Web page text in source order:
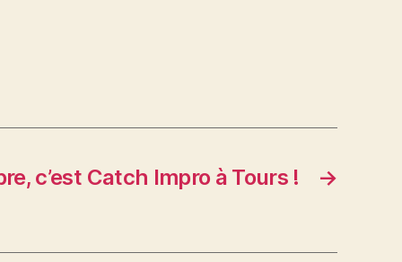
→
c’est Catch Impro à Tours !